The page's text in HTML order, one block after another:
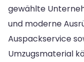
gewählte
und moderne
Auspackservice
Umzugsmaterial